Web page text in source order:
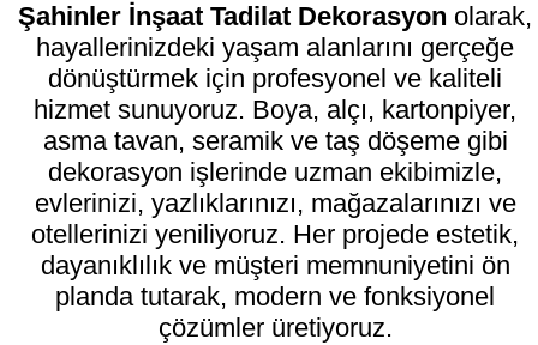
Şahinler İnşaat Tadilat Dekorasyon olarak,
hayallerinizdeki yaşam alanlarını gerçeğe
dönüştürmek için profesyonel ve kaliteli
hizmet sunuyoruz. Boya, alçı, kartonpiyer,
asma tavan, seramik ve taş döşeme gibi
dekorasyon işlerinde uzman ekibimizle,
evlerinizi, yazlıklarınızı, mağazalarınızı ve
otellerinizi yeniliyoruz. Her projede estetik,
dayanıklılık ve müşteri memnuniyetini ön
planda tutarak, modern ve fonksiyonel
çözümler üretiyoruz.